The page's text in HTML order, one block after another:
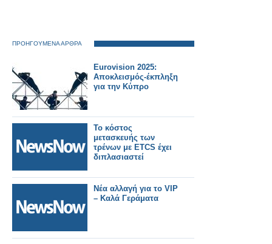
ΠΡΟΗΓΟΥΜΕΝΑ ΑΡΘΡΑ
Eurovision 2025:
Αποκλεισμός-έκπληξη
για την Κύπρο
Το κόστος
μετασκευής των
τρένων με ETCS έχει
διπλασιαστεί
Νέα αλλαγή για το VIP
– Καλά Γεράματα